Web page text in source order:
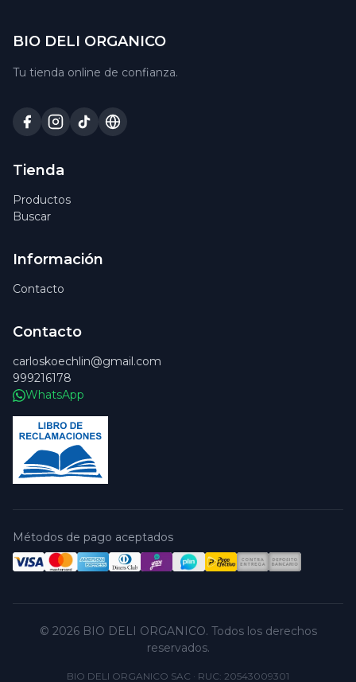
BIO DELI ORGANICO
Tu tienda online de confianza.
Tienda
Productos
Buscar
Información
Contacto
Contacto
carloskoechlin@gmail.com
999216178
WhatsApp
Métodos de pago aceptados
© 2026 BIO DELI ORGANICO. Todos los derechos
reservados.
BIO DELI ORGANICO SAC · RUC: 20543009301